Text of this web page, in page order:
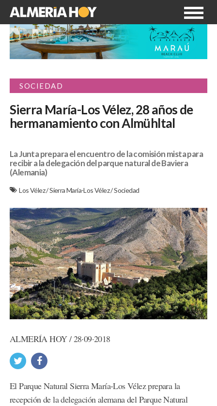
SOCIEDAD
Sierra María-Los Vélez, 28 años de
hermanamiento con Almühltal
La Junta prepara el encuentro de la comisión mista para
recibir a la delegación del parque natural de Baviera
(Alemania)
Los Vélez/Sierra María-Los Vélez/Sociedad
ALMERÍA HOY / 28·09·2018
El Parque Natural Sierra María-Los Vélez prepara la
recepción de la delegación alemana del Parque Natural